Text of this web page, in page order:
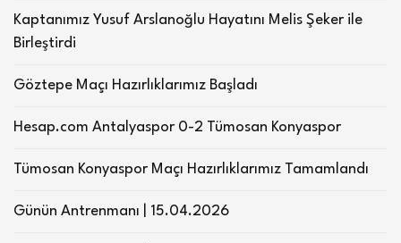
Kaptanımız Yusuf Arslanoğlu Hayatını Melis Şeker ile
Birleştirdi
Göztepe Maçı Hazırlıklarımız Başladı
Hesap.com Antalyaspor 0-2 Tümosan Konyaspor
Tümosan Konyaspor Maçı Hazırlıklarımız Tamamlandı
Günün Antrenmanı | 15.04.2026